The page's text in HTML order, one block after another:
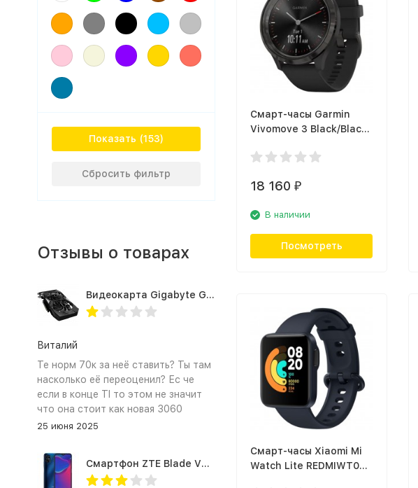
Смарт-часы Garmin
Vivomove 3 Black/Black
18 160 ₽
В наличии
Посмотреть
Смарт-часы Xiaomi Mi
Watch Lite REDMIWT02
Показать
Сбросить фильтр
Отзывы о товарах
Видеокарта Gigabyte GTX1660TI 6GB (GV-N166TOC-6GD 1.0A)
Виталий
Те норм 70к за неё ставить? Ты там
насколько её переоценил? Ес че
если в конце TI то этом не значит
что она стоит как новая 3060
25 июня 2025
Смартфон ZTE Blade V2020 Smart 64 Гб синий